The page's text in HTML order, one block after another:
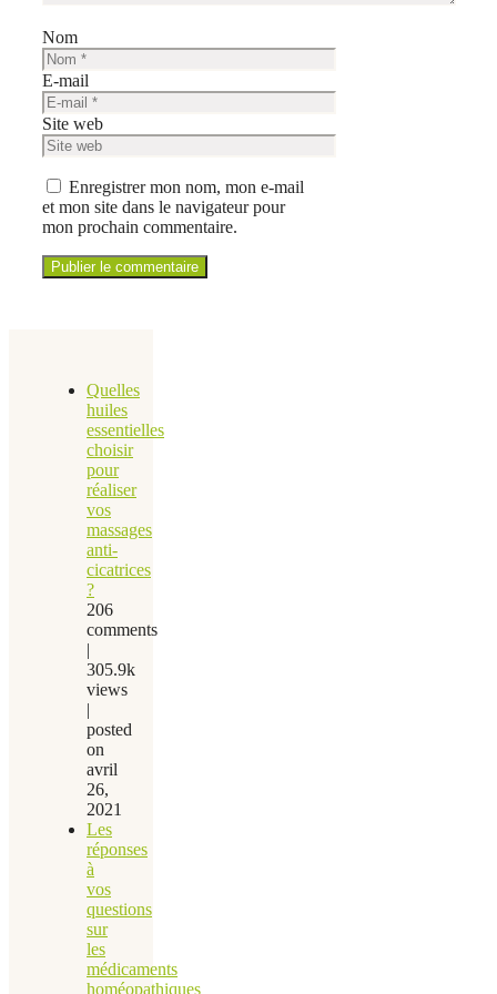
Nom
E-mail
Site web
Enregistrer mon nom, mon e-mail
et mon site dans le navigateur pour
mon prochain commentaire.
Quelles
huiles
essentielles
choisir
pour
réaliser
vos
massages
anti-
cicatrices
?
206
comments
|
305.9k
views
|
posted
on
avril
26,
2021
Les
réponses
à
vos
questions
sur
les
médicaments
homéopathiques